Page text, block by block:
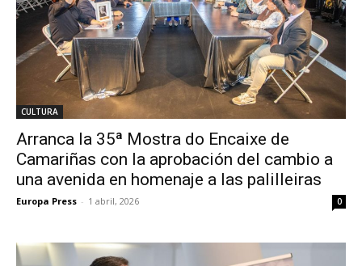
CULTURA
Arranca la 35ª Mostra do Encaixe de
Camariñas con la aprobación del cambio a
una avenida en homenaje a las palilleiras
Europa Press - 1 abril, 2026 0